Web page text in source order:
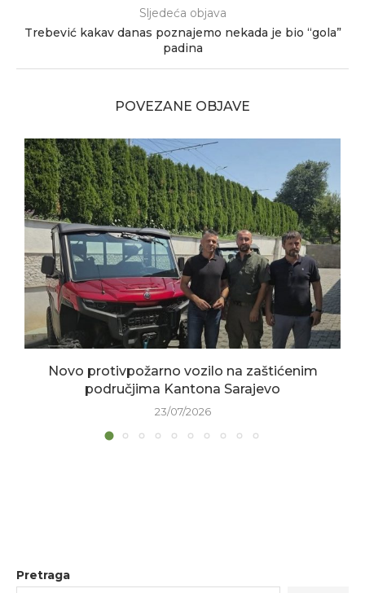
Sljedeća objava
Trebević kakav danas poznajemo nekada je bio “gola”
padina
POVEZANE OBJAVE
Novo protivpožarno vozilo na zaštićenim
područjima Kantona Sarajevo
23/07/2026
Pretraga